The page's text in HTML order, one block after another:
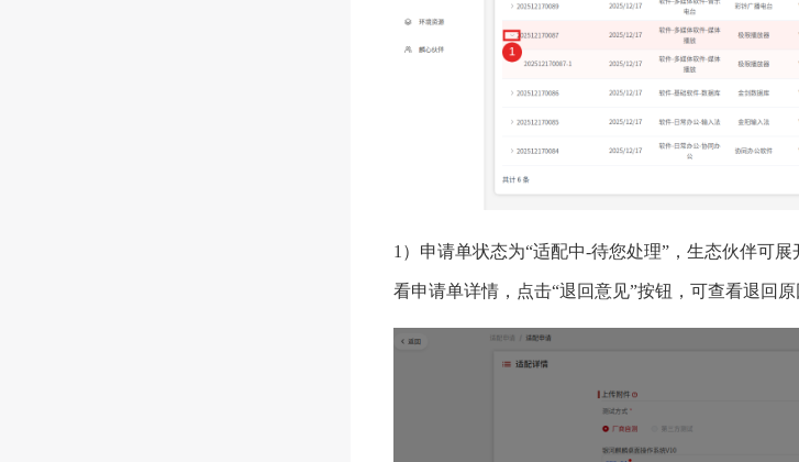
1）申请单状态为“适配中-待您处理”，生态伙伴可
看申请单详情，点击“退回意见”按钮，可查看退回原